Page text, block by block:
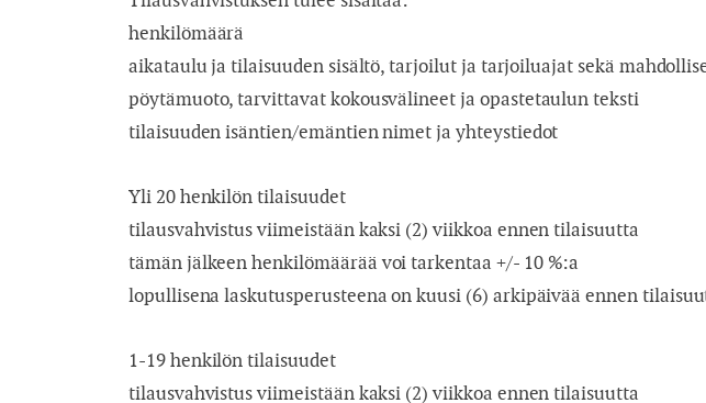
henkilömäärä
aikataulu ja tilaisuuden sisältö, tarjoilut ja tarjoiluajat sekä
pöytämuoto, tarvittavat kokousvälineet ja opastetaulun teksti
tilaisuuden isäntien/emäntien nimet ja yhteystiedot
Yli 20 henkilön tilaisuudet
tilausvahvistus viimeistään kaksi (2) viikkoa ennen tilaisuutta
tämän jälkeen henkilömäärää voi tarkentaa +/- 10 %:a
lopullisena laskutusperusteena on kuusi (6) arkipäivää ennen
1-19 henkilön tilaisuudet
tilausvahvistus viimeistään kaksi (2) viikkoa ennen tilaisuutta